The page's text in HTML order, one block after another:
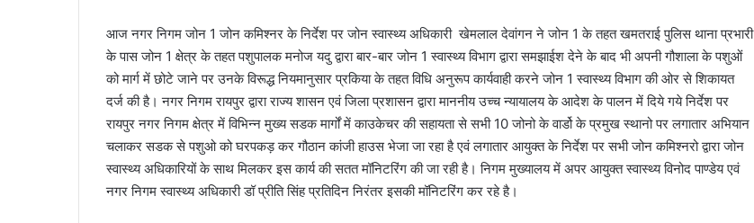
आज नगर निगम जोन 1 जोन कमिश्नर के निर्देश पर जोन स्वास्थ्य अधिकारी खेमलाल देवांगन ने जोन 1 के तहत खमतराई पुलिस थाना प्रभारी
के पास जोन 1 क्षेत्र के तहत पशुपालक मनोज यदु द्वारा बार-बार जोन 1 स्वास्थ्य विभाग द्वारा समझाईश देने के बाद भी अपनी गौशाला के पशुओं
को मार्ग में छोटे जाने पर उनके विरूद्ध नियमानुसार प्रकिया के तहत विधि अनुरूप कार्यवाही करने जोन 1 स्वास्थ्य विभाग की ओर से शिकायत
दर्ज की है। नगर निगम रायपुर द्वारा राज्य शासन एवं जिला प्रशासन द्वारा माननीय उच्च न्यायालय के आदेश के पालन में दिये गये निर्देश पर
रायपुर नगर निगम क्षेत्र में विभिन्न मुख्य सडक मार्गों में काउकेचर की सहायता से सभी 10 जोनो के वार्डो के प्रमुख स्थानो पर लगातार अभियान
चलाकर सडक से पशुओ को घरपकड़ कर गौठान कांजी हाउस भेजा जा रहा है एवं लगातार आयुक्त के निर्देश पर सभी जोन कमिश्नरो द्वारा जोन
स्वास्थ्य अधिकारियों के साथ मिलकर इस कार्य की सतत मॉनिटरिंग की जा रही है। निगम मुख्यालय में अपर आयुक्त स्वास्थ्य विनोद पाण्डेय एवं
नगर निगम स्वास्थ्य अधिकारी डॉ प्रीति सिंह प्रतिदिन निरंतर इसकी मॉनिटरिंग कर रहे है।